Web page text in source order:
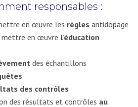
responsables :
en œuvre les règles antidopage
mettre en œuvre l’éducation
des échantillons
des contrôles
des résultats et contrôles au